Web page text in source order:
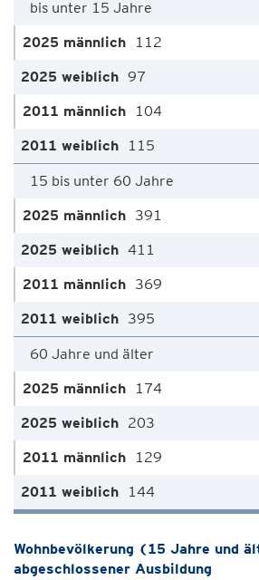
bis unter 15 Jahre
112
97
104
115
15 bis unter 60 Jahre
391
411
369
395
60 Jahre und älter
174
203
129
144
Wohnbevölkerung (15 Jahre und
abgeschlossener Ausbildung